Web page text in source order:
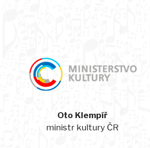
Oto Klempíř
ministr kultury ČR